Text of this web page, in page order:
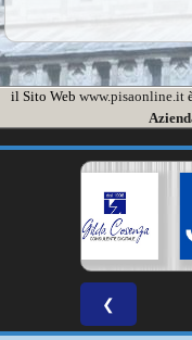
il Sito Web www.pisaonline.it
❮